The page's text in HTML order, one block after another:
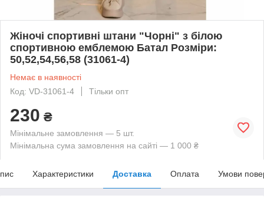
Жіночі спортивні штани "Чорні" з білою
спортивною емблемою Батал Розміри:
50,52,54,56,58 (31061-4)
Немає в наявності
Код: VD-31061-4
Тільки опт
230 ₴
Мінімальне замовлення — 5 шт.
Мінімальна сума замовлення на сайті — 1 000 ₴
Характеристики Доставка Оплата Умови